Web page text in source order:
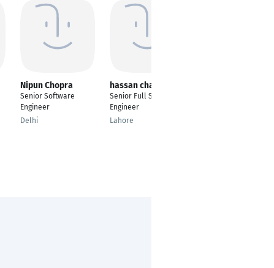
Nipun Chopra
Senior Software
Engineer
Delhi
hassan chaudhry
Senior Full Stack
Engineer
Lahore